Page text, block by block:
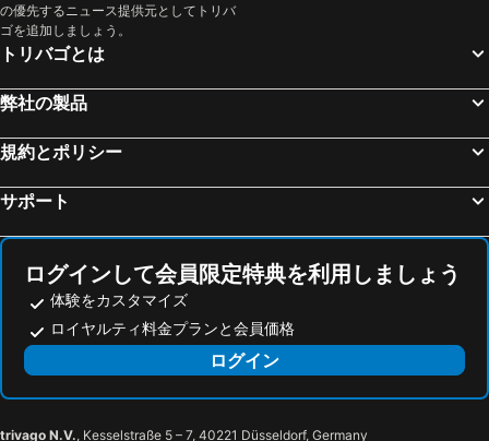
の優先するニュース提供元としてトリバ
ゴを追加しましょう。
トリバゴとは
弊社の製品
規約とポリシー
サポート
ログインして会員限定特典を利用しましょう
体験をカスタマイズ
ロイヤルティ料金プランと会員価格
ログイン
trivago N.V., Kesselstraße 5 – 7, 40221 Düsseldorf, Germany